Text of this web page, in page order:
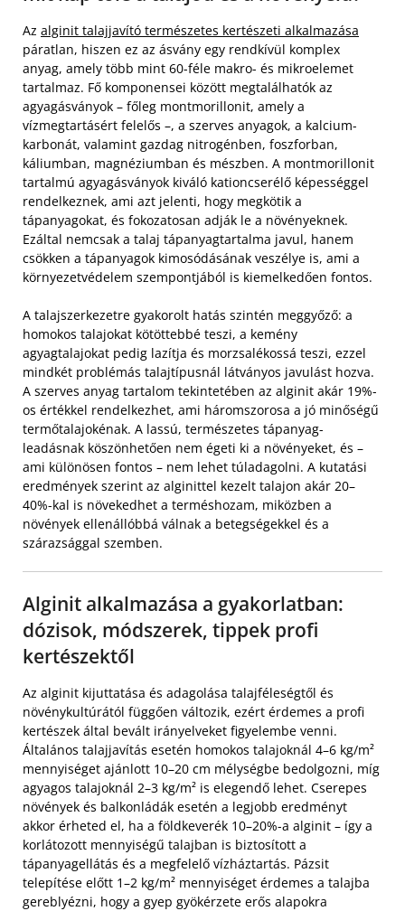
Az alginit talajjavító természetes kertészeti alkalmazása
páratlan, hiszen ez az ásvány egy rendkívül komplex
anyag, amely több mint 60-féle makro- és mikroelemet
tartalmaz. Fő komponensei között megtalálhatók az
agyagásványok – főleg montmorillonit, amely a
vízmegtartásért felelős –, a szerves anyagok, a kalcium-
karbonát, valamint gazdag nitrogénben, foszforban,
káliumban, magnéziumban és mészben. A montmorillonit
tartalmú agyagásványok kiváló kationcserélő képességgel
rendelkeznek, ami azt jelenti, hogy megkötik a
tápanyagokat, és fokozatosan adják le a növényeknek.
Ezáltal nemcsak a talaj tápanyagtartalma javul, hanem
csökken a tápanyagok kimosódásának veszélye is, ami a
környezetvédelem szempontjából is kiemelkedően fontos.
A talajszerkezetre gyakorolt hatás szintén meggyőző: a
homokos talajokat kötöttebbé teszi, a kemény
agyagtalajokat pedig lazítja és morzsalékossá teszi, ezzel
mindkét problémás talajtípusnál látványos javulást hozva.
A szerves anyag tartalom tekintetében az alginit akár 19%-
os értékkel rendelkezhet, ami háromszorosa a jó minőségű
termőtalajokénak. A lassú, természetes tápanyag-
leadásnak köszönhetően nem égeti ki a növényeket, és –
ami különösen fontos – nem lehet túladagolni. A kutatási
eredmények szerint az alginittel kezelt talajon akár 20–
40%-kal is növekedhet a terméshozam, miközben a
növények ellenállóbbá válnak a betegségekkel és a
szárazsággal szemben.
Alginit alkalmazása a gyakorlatban:
dózisok, módszerek, tippek profi
kertészektől
Az alginit kijuttatása és adagolása talajféleségtől és
növénykultúrától függően változik, ezért érdemes a profi
kertészek által bevált irányelveket figyelembe venni.
Általános talajjavítás esetén homokos talajoknál 4–6 kg/m²
mennyiséget ajánlott 10–20 cm mélységbe bedolgozni, míg
agyagos talajoknál 2–3 kg/m² is elegendő lehet. Cserepes
növények és balkonládák esetén a legjobb eredményt
akkor érheted el, ha a földkeverék 10–20%-a alginit – így a
korlátozott mennyiségű talajban is biztosított a
tápanyagellátás és a megfelelő vízháztartás. Pázsit
telepítése előtt 1–2 kg/m² mennyiséget érdemes a talajba
gereblyézni, hogy a gyep gyökérzete erős alapokra